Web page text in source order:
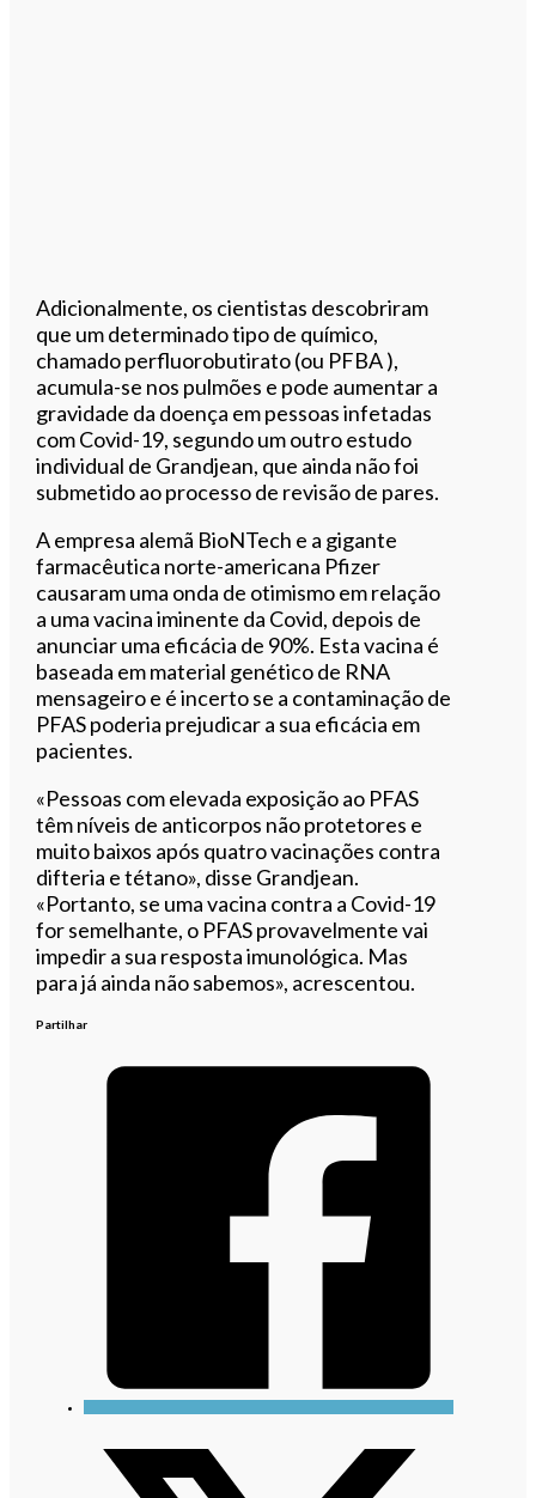
Adicionalmente, os cientistas descobriram
que um determinado tipo de químico,
chamado perfluorobutirato (ou PFBA ),
acumula-se nos pulmões e pode aumentar a
gravidade da doença em pessoas infetadas
com Covid-19, segundo um outro estudo
individual de Grandjean, que ainda não foi
submetido ao processo de revisão de pares.
A empresa alemã BioNTech e a gigante
farmacêutica norte-americana Pfizer
causaram uma onda de otimismo em relação
a uma vacina iminente da Covid, depois de
anunciar uma eficácia de 90%. Esta vacina é
baseada em material genético de RNA
mensageiro e é incerto se a contaminação de
PFAS poderia prejudicar a sua eficácia em
pacientes.
«Pessoas com elevada exposição ao PFAS
têm níveis de anticorpos não protetores e
muito baixos após quatro vacinações contra
difteria e tétano», disse Grandjean.
«Portanto, se uma vacina contra a Covid-19
for semelhante, o PFAS provavelmente vai
impedir a sua resposta imunológica. Mas
para já ainda não sabemos», acrescentou.
Partilhar